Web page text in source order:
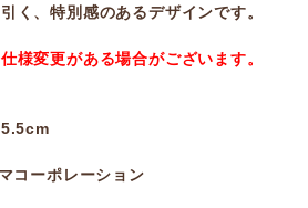
く、特別感のあるデザインです。
様変更がある場合がございます。
コーポレーション